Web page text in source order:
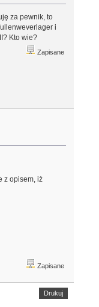
za pewnik, to
i
Kto wie?
Zapisane
z opisem, iż
Zapisane
Drukuj